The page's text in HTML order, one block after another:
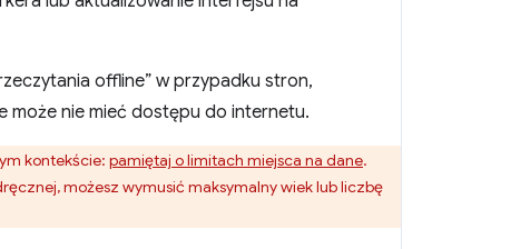
offline” w przypadku stron,
może nie mieć dostępu do internetu.
kontekście: pamiętaj o limitach miejsca na dane.
możesz wymusić maksymalny wiek lub liczbę